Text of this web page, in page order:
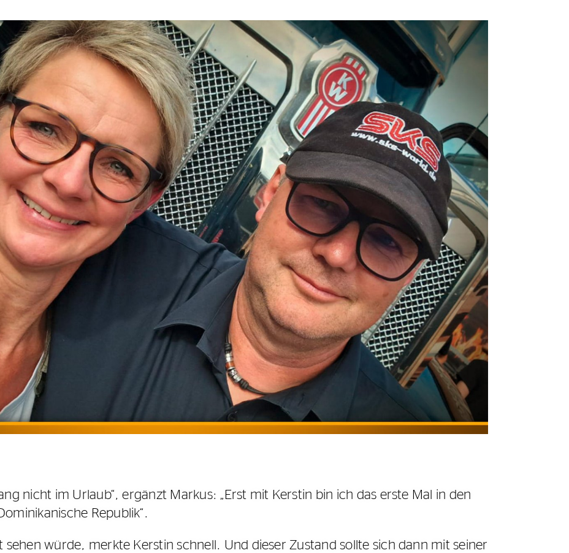
nicht im Urlaub“, ergänzt Markus: „Erst mit Kerstin bin ich das erste Mal in den
Republik“.
sehen würde, merkte Kerstin schnell. Und dieser Zustand sollte sich dann mit seiner